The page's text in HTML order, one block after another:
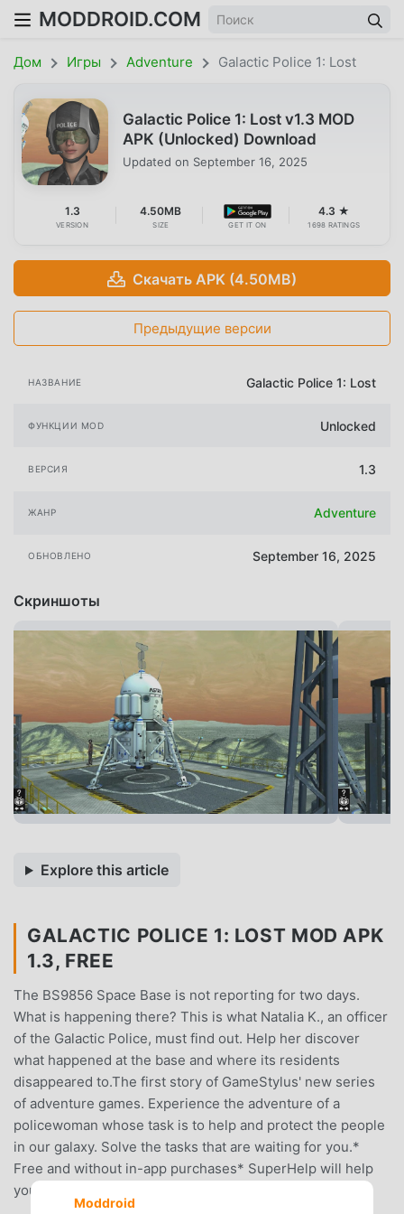
MODDROID.COM
Дом Игры Adventure Galactic Police 1: Lost
Galactic Police 1: Lost v1.3 MOD
APK (Unlocked) Download
Updated on September 16, 2025
1.3
VERSION
4.50MB
SIZE GET IT ON
4.3 ★
1698 RATINGS
Скачать APK (4.50MB)
Предыдущие версии
НАЗВАНИЕ Galactic Police 1: Lost
ФУНКЦИИ MOD Unlocked
ВЕРСИЯ 1.3
ЖАНР Adventure
ОБНОВЛЕНО September 16, 2025
Скриншоты
Explore this article
GALACTIC POLICE 1: LOST MOD APK
1.3, FREE
The BS9856 Space Base is not reporting for two days.
What is happening there? This is what Natalia K., an officer
of the Galactic Police, must find out. Help her discover
what happened at the base and where its residents
disappeared to.The first story of GameStylus' new series
of adventure games. Experience the adventure of a
policewoman whose task is to help and protect the people
in our galaxy. Solve the tasks that are waiting for you.*
Free and without in-app purchases* SuperHelp will help
you in the game* Point and click adventure game
Moddroid